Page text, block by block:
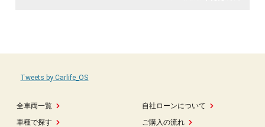
全車両一覧
車種で探す
自社ローンについて
ご購入の流れ
Tweets by Carlife_OS